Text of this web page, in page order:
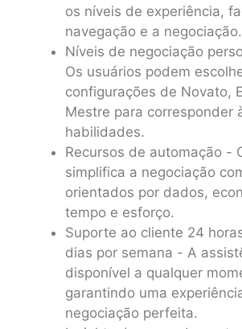
os níveis de experiência,
navegação e a negociação.
Níveis de negociação
Os usuários podem
configurações de Novato,
Mestre para corresponder
habilidades.
Recursos de automação -
simplifica a negociação
orientados por dados,
tempo e esforço.
Suporte ao cliente 24
dias por semana - A
disponível a qualquer
garantindo uma
negociação perfeita.